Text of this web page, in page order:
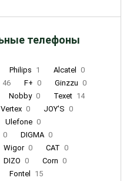
телефоны
Philips 1 Alcatel
0
46 F+ 0 Ginzzu 0
Nobby 0 Texet 14
Vertex 0 JOY'S 0
Ulefone 0
0 DIGMA 0
Wigor 0 CAT 0
DIZO 0 Corn 0
Fontel
15